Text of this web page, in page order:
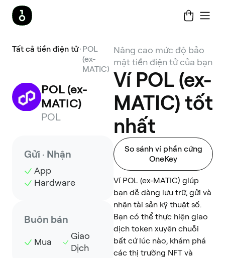
Tất cả tiền điện tử POL
(ex-
MATIC)
POL (ex-
MATIC)
POL
Gửi · Nhận
App
Hardware
Buôn bán
Mua
Giao
Dịch
Nâng cao mức độ bảo
mật tiền điện tử của bạn
Ví POL (ex-
MATIC) tốt
nhất
So sánh ví phần cứng
OneKey
Ví POL (ex-MATIC) giúp
bạn dễ dàng lưu trữ, gửi và
nhận tài sản kỹ thuật số.
Bạn có thể thực hiện giao
dịch token xuyên chuỗi
bất cứ lúc nào, khám phá
các thị trường NFT và